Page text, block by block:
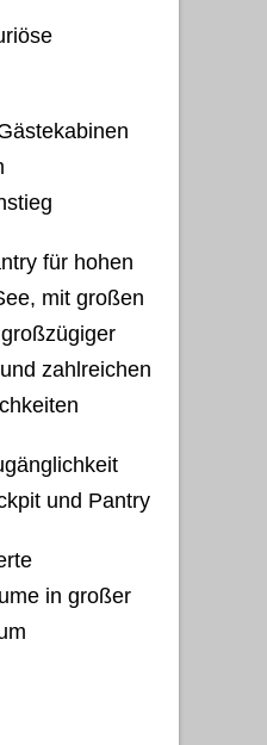
für hohen
mit großen
zahlreichen
und Pantry
in großer